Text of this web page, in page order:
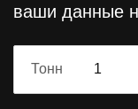
ваши данные
Тонн